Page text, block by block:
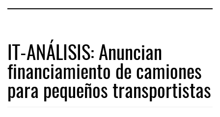
IT-ANÁLISIS: Anuncian
financiamiento de camiones
para pequeños transportistas